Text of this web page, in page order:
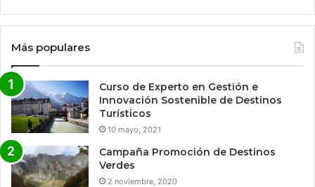
Más populares
Curso de Experto en Gestión e
Innovación Sostenible de Destinos
Turísticos
10 mayo, 2021
Campaña Promoción de Destinos
Verdes
2 noviembre, 2020